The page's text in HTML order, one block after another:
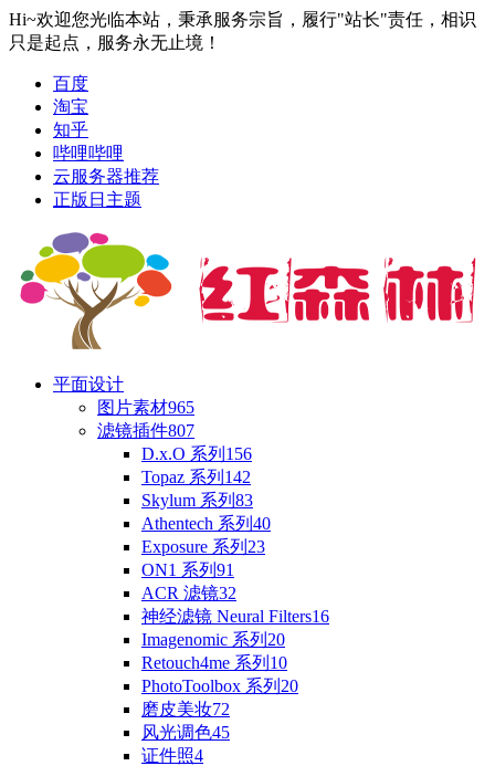
Hi~欢迎您光临本站，秉承服务宗旨，履行"站长"责任，相识
只是起点，服务永无止境！
百度
淘宝
知乎
哔哩哔哩
云服务器推荐
正版日主题
平面设计
图片素材965
滤镜插件807
D.x.O 系列 156
Topaz 系列 142
Skylum 系列 83
Athentech 系列 40
Exposure 系列 23
ON1 系列 91
ACR 滤镜32
神经滤镜 Neural Filters16
Imagenomic 系列 20
Retouch4me 系列 10
PhotoToolbox 系列 20
磨皮美妆72
风光调色45
证件照4